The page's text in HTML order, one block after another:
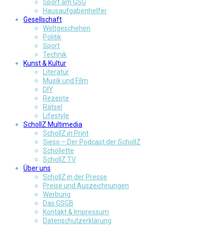
Sport am GSG
Hausaufgabenhelfer
Gesellschaft
Weltgeschehen
Politik
Sport
Technik
Kunst & Kultur
Literatur
Musik und Film
DIY
Rezepte
Rätsel
Lifestyle
SchollZ Multimedia
SchollZ in Print
Sieso – Der Podcast der SchollZ
Schollette
SchollZ TV
Über uns
SchollZ in der Presse
Preise und Auszeichnungen
Werbung
Das GSGB
Kontakt & Impressum
Datenschutzerklärung